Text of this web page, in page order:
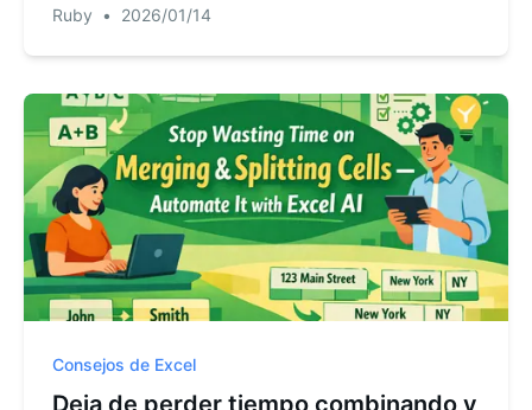
RowSpeak calculan al instante totales,
comisiones o costos de inventario con
reduciendo errores.
Ruby • 2026/01/14
Consejos de Excel
Deja de perder tiempo combinando y